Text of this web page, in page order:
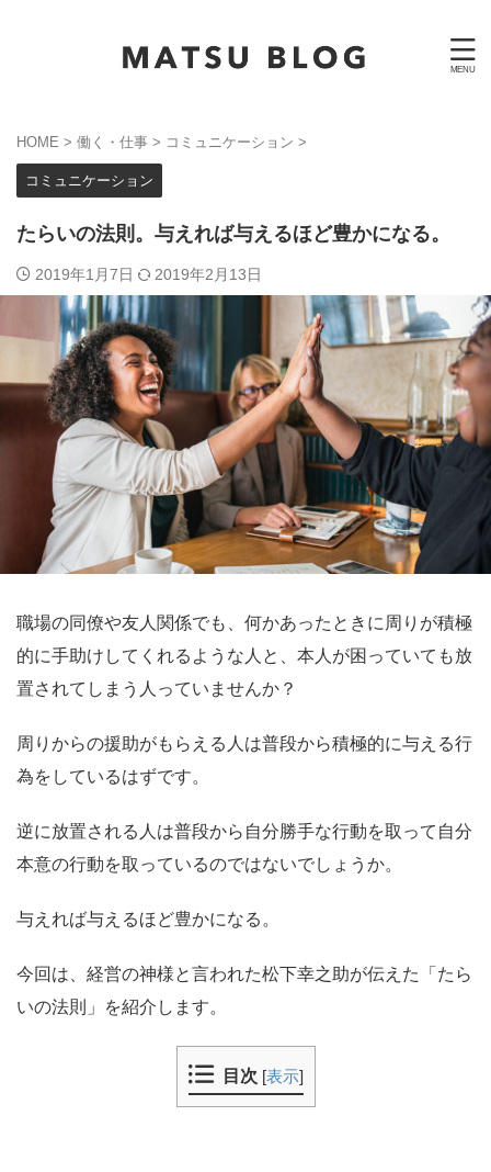
HOME > 働く・仕事 > コミュニケーション >
コミュニケーション
たらいの法則。与えれば与えるほど豊かになる。
2019年1月7日 2019年2月13日
職場の同僚や友人関係でも、何かあったときに周りが積極
的に手助けしてくれるような人と、本人が困っていても放
置されてしまう人っていませんか？
周りからの援助がもらえる人は普段から積極的に与える行
為をしているはずです。
逆に放置される人は普段から自分勝手な行動を取って自分
本意の行動を取っているのではないでしょうか。
与えれば与えるほど豊かになる。
今回は、経営の神様と言われた松下幸之助が伝えた「たら
いの法則」を紹介します。
目次 [表示]